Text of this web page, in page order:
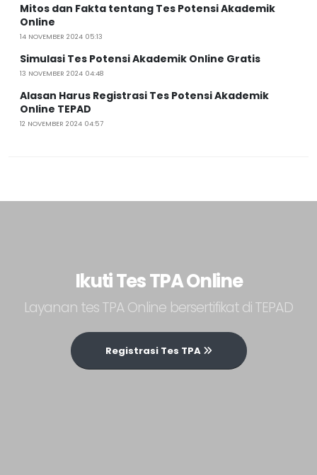
Mitos dan Fakta tentang Tes Potensi Akademik
Online
14 NOVEMBER 2024 05:13
Simulasi Tes Potensi Akademik Online Gratis
13 NOVEMBER 2024 04:48
Alasan Harus Registrasi Tes Potensi Akademik
Online TEPAD
12 NOVEMBER 2024 04:57
Ikuti Tes TPA Online
Layanan tes TPA Online bersertifikat di TEPAD
Registrasi Tes TPA